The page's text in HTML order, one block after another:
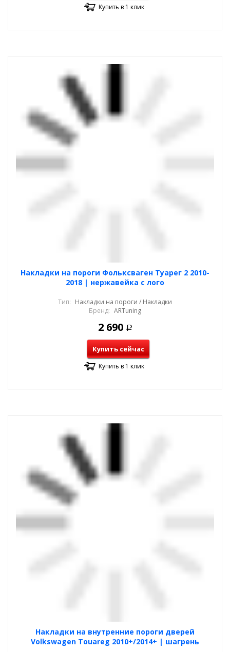
Купить в 1 клик
Накладки на пороги Фольксваген Туарег 2 2010-
2018 | нержавейка с лого
Тип: Накладки на пороги / Накладки
Бренд: ARTuning
2 690 Р
Купить сейчас
Купить в 1 клик
Накладки на внутренние пороги дверей
Volkswagen Touareg 2010+/2014+ | шагрень